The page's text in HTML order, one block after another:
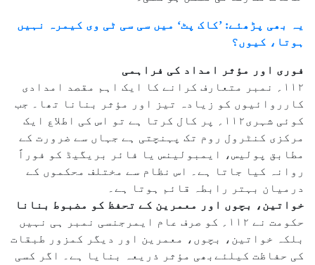
یہ بھی پڑھئے: ’کاک پٹ‘ میں سی سی ٹی وی کیمرہ نہیں
ہوتا، کیوں؟
فوری اور مؤثر امداد کی فراہمی
۱۱۲؍ نمبر متعارف کرانے کا ایک اہم مقصد امدادی
کارروائیوں کو زیادہ تیز اور مؤثر بنانا تھا۔ جب
کوئی شہری۱۱۲؍ پر کال کرتا ہے تو اس کی اطلاع ایک
مرکزی کنٹرول روم تک پہنچتی ہے جہاں سے ضرورت کے
مطابق پولیس، ایمبولینس یا فائر بریگیڈ کو فوراً
روانہ کیا جاتا ہے۔ اس نظام سے مختلف محکموں کے
درمیان بہتر رابطہ قائم ہوتا ہے۔
خواتین، بچوں اور معمرین کے تحفظ کو مضبوط بنانا
حکومت نے ۱۱۲؍ کو صرف عام ایمرجنسی نمبر ہی نہیں
بلکہ خواتین، بچوں، معمرین اور دیگر کمزور طبقات
کی حفاظت کیلئےبھی مؤثر ذریعہ بنایا ہے۔ اگر کسی